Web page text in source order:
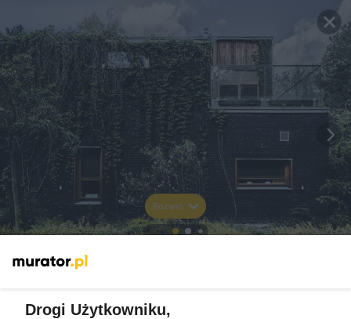
Rozwiń
Drogi Użytkowniku,